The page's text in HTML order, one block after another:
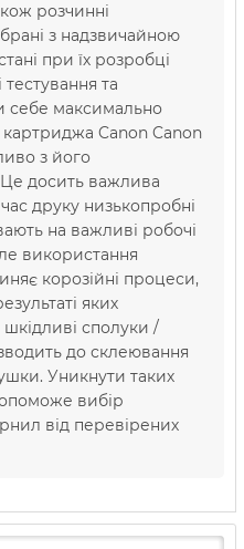
розчинні
з надзвичайною
при їх розробці
та
себе максимально
Canon Canon
з його
досить важлива
друку низькопробні
на важливі робочі
використання
корозійні процеси,
яких
шкідливі сполуки /
до склеювання
Уникнути таких
вибір
від перевірених